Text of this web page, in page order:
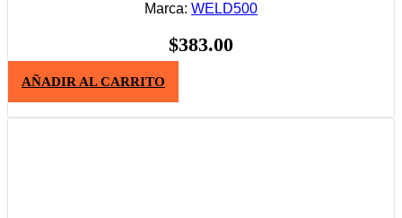
Marca: WELD500
$383.00
AÑADIR AL CARRITO